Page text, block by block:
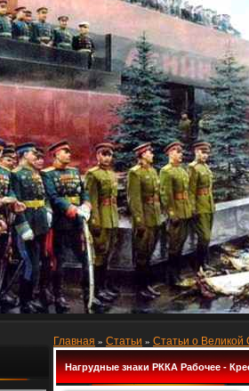
Главная » Статьи » Статьи о Великой
Нагрудные знаки РККА Рабочее -